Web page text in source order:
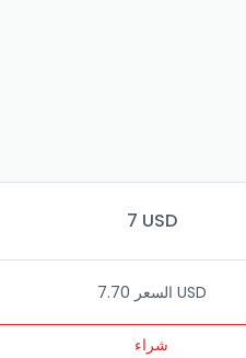
7 USD
السعر 7.70 USD
شراء